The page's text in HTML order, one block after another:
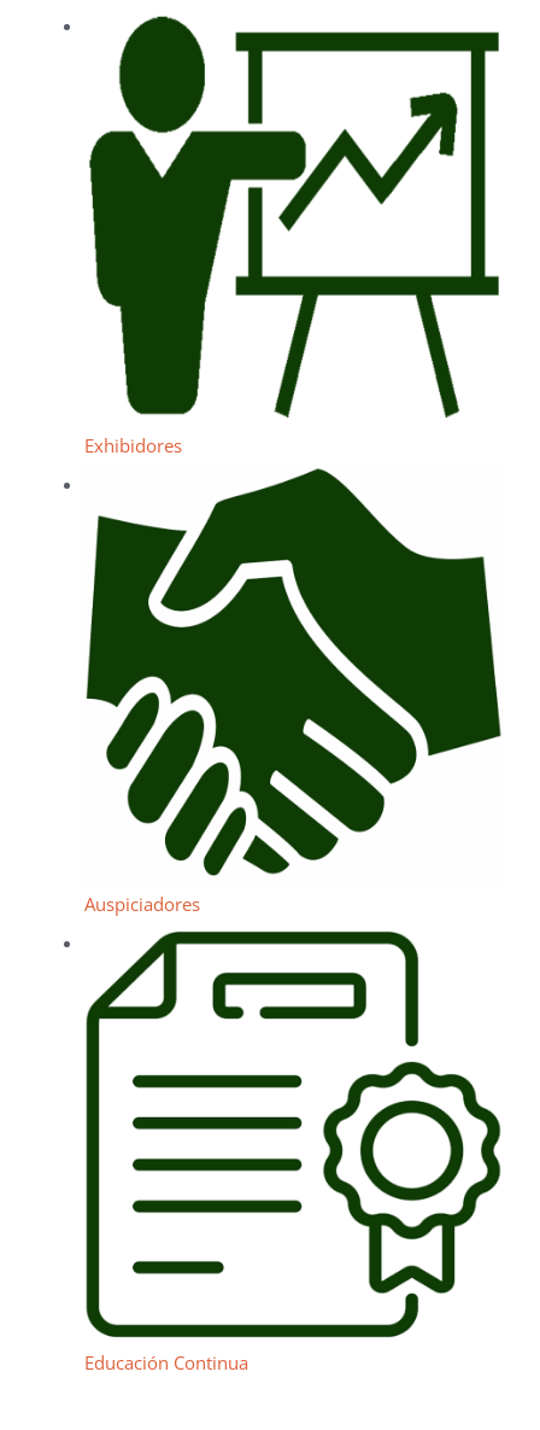
Exhibidores
Auspiciadores
Educación Continua